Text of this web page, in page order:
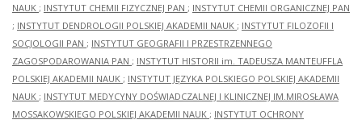
NAUK ; INSTYTUT CHEMII FIZYCZNEJ PAN ; INSTYTUT CHEMII ORGANICZNEJ PAN
; INSTYTUT DENDROLOGII POLSKIEJ AKADEMII NAUK ; INSTYTUT FILOZOFII I
SOCJOLOGII PAN ; INSTYTUT GEOGRAFII I PRZESTRZENNEGO
ZAGOSPODAROWANIA PAN ; INSTYTUT HISTORII im. TADEUSZA MANTEUFFLA
POLSKIEJ AKADEMII NAUK ; INSTYTUT JĘZYKA POLSKIEGO POLSKIEJ AKADEMII
NAUK ; INSTYTUT MEDYCYNY DOŚWIADCZALNEJ I KLINICZNEJ IM.MIROSŁAWA
MOSSAKOWSKIEGO POLSKIEJ AKADEMII NAUK ; INSTYTUT OCHRONY